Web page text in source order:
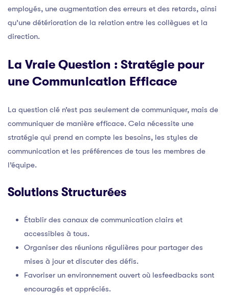
employés, une augmentation des erreurs et des retards, ainsi
qu’une détérioration de la relation entre les collègues et la
direction.
La Vraie Question : Stratégie pour
une Communication Efficace
La question clé n’est pas seulement de communiquer, mais de
communiquer de manière efficace. Cela nécessite une
stratégie qui prend en compte les besoins, les styles de
communication et les préférences de tous les membres de
l’équipe.
Solutions Structurées
Établir des canaux de communication clairs et
accessibles à tous.
Organiser des réunions régulières pour partager des
mises à jour et discuter des défis.
Favoriser un environnement ouvert où lesfeedbacks sont
encouragés et appréciés.